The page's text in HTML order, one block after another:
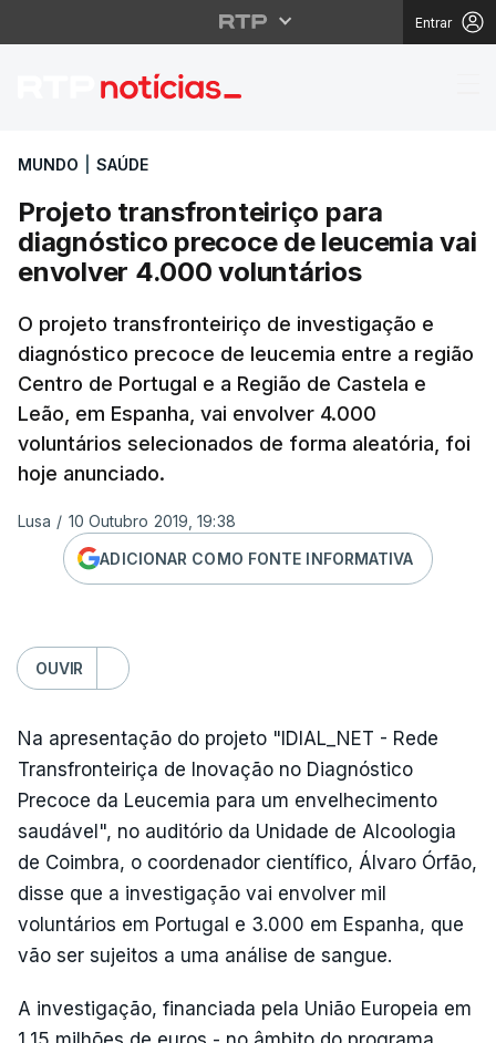
Entrar
Projeto
MUNDO SAÚDE
Projeto transfronteiriço para
diagnóstico precoce de leucemia vai
envolver 4.000 voluntários
O projeto transfronteiriço de investigação e
diagnóstico precoce de leucemia entre a região
Centro de Portugal e a Região de Castela e
Leão, em Espanha, vai envolver 4.000
voluntários selecionados de forma aleatória, foi
hoje anunciado.
Lusa / 10 Outubro 2019, 19:38
ADICIONAR COMO FONTE INFORMATIVA
OUVIR
Na apresentação do projeto "IDIAL_NET - Rede
Transfronteiriça de Inovação no Diagnóstico
Precoce da Leucemia para um envelhecimento
saudável", no auditório da Unidade de Alcoologia
de Coimbra, o coordenador científico, Álvaro Órfão,
disse que a investigação vai envolver mil
voluntários em Portugal e 3.000 em Espanha, que
vão ser sujeitos a uma análise de sangue.
A investigação, financiada pela União Europeia em